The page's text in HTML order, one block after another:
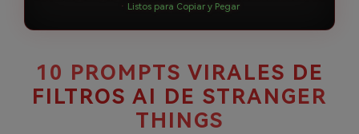
· Listos para Copiar y Pegar
10 PROMPTS VIRALES DE
FILTROS AI DE STRANGER
THINGS